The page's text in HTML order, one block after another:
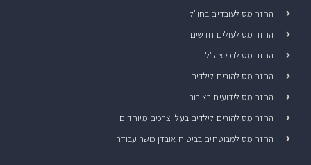
החזר מס לעובדים בחו"ל
החזר מס לעולים חדשים
החזר מס לנכי צה"ל
החזר מס להורים לילדים
החזר מס לידועים בציבור
החזר מס להורים לילדים בעלי צרכים מיוחדים
החזר מס למבוטחים בביטוח אובדן כושר עבודה